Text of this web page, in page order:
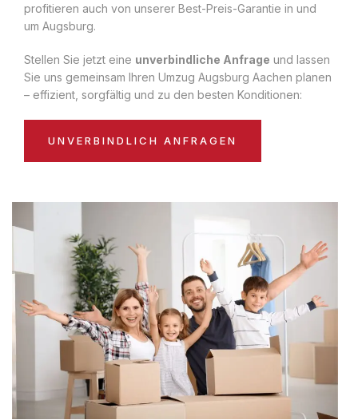
profitieren auch von unserer Best-Preis-Garantie in und
um Augsburg.
Stellen Sie jetzt eine unverbindliche Anfrage und lassen
Sie uns gemeinsam Ihren Umzug Augsburg Aachen planen
– effizient, sorgfältig und zu den besten Konditionen:
UNVERBINDLICH ANFRAGEN